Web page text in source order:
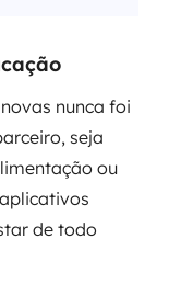
nunca foi
seja
ou
de todo